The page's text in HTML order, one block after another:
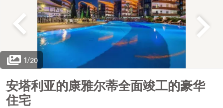
1/20
安塔利亚的康雅尔蒂全面竣工的豪华
住宅